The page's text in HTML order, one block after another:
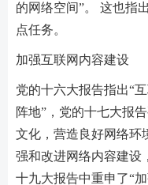
的网络空间”。 这也指
点任务。
加强互联网内容建设
党的十六大报告指出“
阵地”，党的十七大报
文化，营造良好网络环
强和改进网络内容建设
十九大报告中重申了“